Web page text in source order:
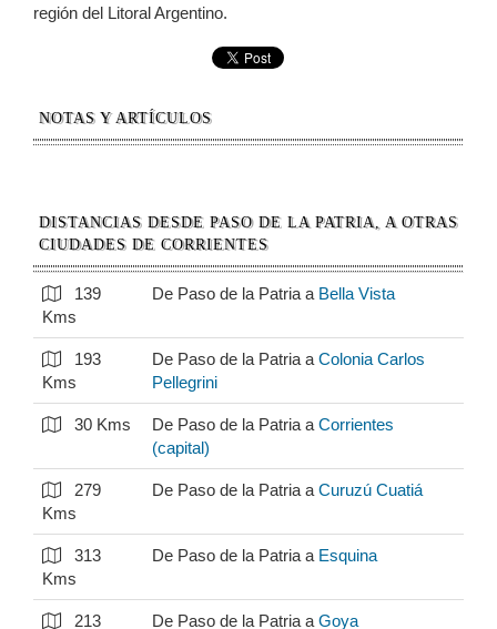
región del Litoral Argentino.
NOTAS Y ARTÍCULOS
DISTANCIAS DESDE PASO DE LA PATRIA, A OTRAS
CIUDADES DE CORRIENTES
139
Kms
De Paso de la Patria a Bella Vista
193
Kms
De Paso de la Patria a Colonia Carlos
Pellegrini
30 Kms De Paso de la Patria a Corrientes
(capital)
279
Kms
De Paso de la Patria a Curuzú Cuatiá
313
Kms
De Paso de la Patria a Esquina
213
De Paso de la Patria a Goya